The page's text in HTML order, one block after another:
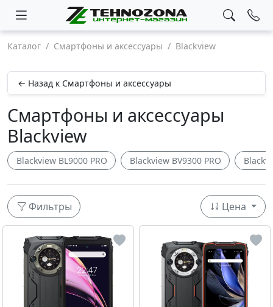
Каталог Смартфоны и аксессуары Blackview
← Назад к Смартфоны и аксессуары
Смартфоны и аксессуары
Blackview
Blackview BL9000 PRO Blackview BV9300 PRO
Фильтры Цена